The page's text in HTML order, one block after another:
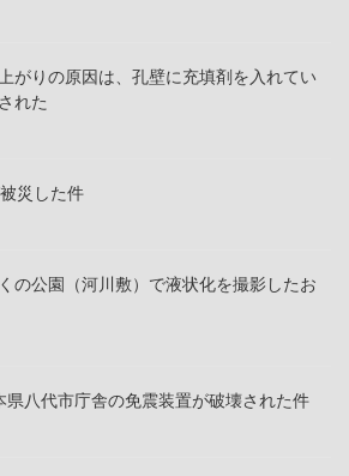
がりの原因は、孔壁に充填剤を入れてい
れた
災した件
の公園（河川敷）で液状化を撮影したお
八代市庁舎の免震装置が破壊された件